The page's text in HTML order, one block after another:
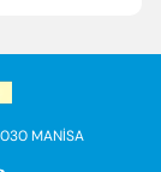
MANİSA